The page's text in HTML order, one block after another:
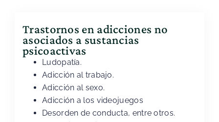
Trastornos en adicciones no
asociados a sustancias
psicoactivas
Ludopatía.
Adicción al trabajo.
Adicción al sexo.
Adicción a los videojuegos
Desorden de conducta, entre otros.